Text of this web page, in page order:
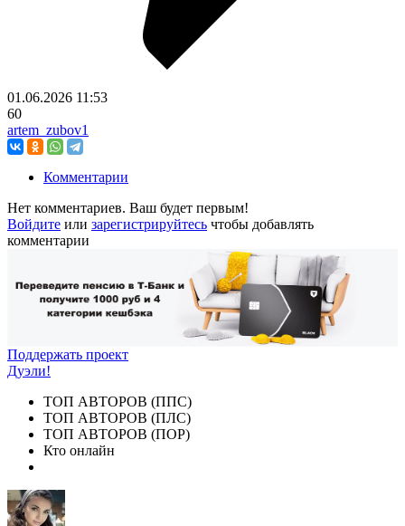
01.06.2026 11:53
60
artem_zubov1
Комментарии
Нет комментариев. Ваш будет первым!
Войдите или зарегистрируйтесь чтобы добавлять
комментарии
Поддержать проект
Дуэли!
ТОП АВТОРОВ (ППС)
ТОП АВТОРОВ (ПЛС)
ТОП АВТОРОВ (ПОР)
Кто онлайн